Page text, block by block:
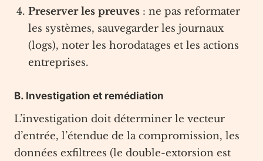
Preserver les preuves : ne pas reformater
les systèmes, sauvegarder les journaux
(logs), noter les horodatages et les actions
entreprises.
B. Investigation et remédiation
L’investigation doit déterminer le vecteur
d’entrée, l’étendue de la compromission, les
données exfiltrees (le double-extorsion est